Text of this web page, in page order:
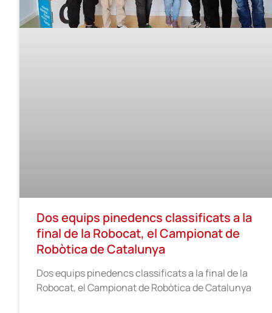
Dos equips pinedencs classificats a la
final de la Robocat, el Campionat de
Robòtica de Catalunya
Dos equips pinedencs classificats a la final de la
Robocat, el Campionat de Robòtica de Catalunya